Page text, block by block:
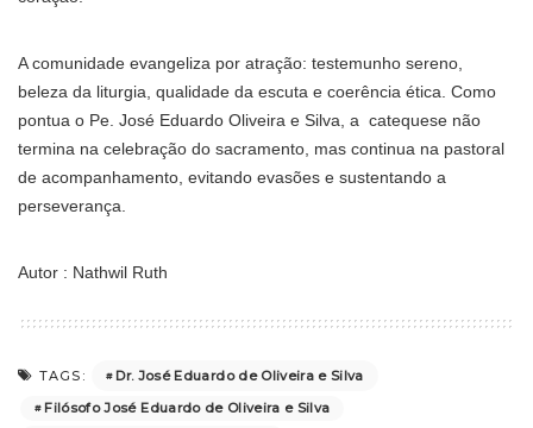
A comunidade evangeliza por atração: testemunho sereno,
beleza da liturgia, qualidade da escuta e coerência ética. Como
pontua o Pe. José Eduardo Oliveira e Silva, a catequese não
termina na celebração do sacramento, mas continua na pastoral
de acompanhamento, evitando evasões e sustentando a
perseverança.
Autor : Nathwil Ruth
TAGS:
Dr. José Eduardo de Oliveira e Silva
Filósofo José Eduardo de Oliveira e Silva